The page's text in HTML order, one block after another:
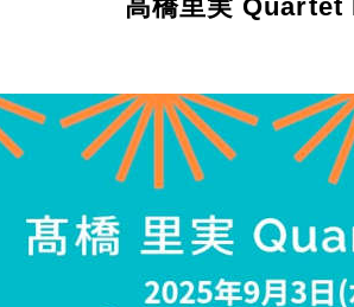
高橋里実 Quartet